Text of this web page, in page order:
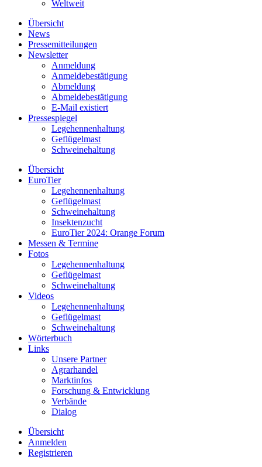
Weltweit
Übersicht
News
Pressemitteilungen
Newsletter
Anmeldung
Anmeldebestätigung
Abmeldung
Abmeldebestätigung
E-Mail existiert
Pressespiegel
Legehennenhaltung
Geflügelmast
Schweinehaltung
Übersicht
EuroTier
Legehennenhaltung
Geflügelmast
Schweinehaltung
Insektenzucht
EuroTier 2024: Orange Forum
Messen & Termine
Fotos
Legehennenhaltung
Geflügelmast
Schweinehaltung
Videos
Legehennenhaltung
Geflügelmast
Schweinehaltung
Wörterbuch
Links
Unsere Partner
Agrarhandel
Marktinfos
Forschung & Entwicklung
Verbände
Dialog
Übersicht
Anmelden
Registrieren